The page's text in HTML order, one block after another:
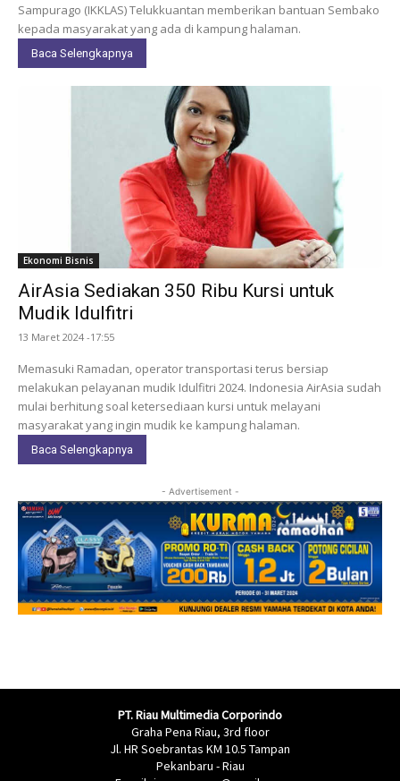
Sampurago (IKKLAS) Telukkuantan memberikan bantuan Sembako
kepada masyarakat yang ada di kampung halaman.
Baca Selengkapnya
Ekonomi Bisnis
AirAsia Sediakan 350 Ribu Kursi untuk
Mudik Idulfitri
13 Maret 2024 -17:55
Memasuki Ramadan, operator transportasi terus bersiap
melakukan pelayanan mudik Idulfitri 2024. Indonesia AirAsia sudah
mulai berhitung soal ketersediaan kursi untuk melayani
masyarakat yang ingin mudik ke kampung halaman.
Baca Selengkapnya
- Advertisement -
PT. Riau Multimedia Corporindo
Graha Pena Riau, 3rd floor
Jl. HR Soebrantas KM 10.5 Tampan
Pekanbaru - Riau